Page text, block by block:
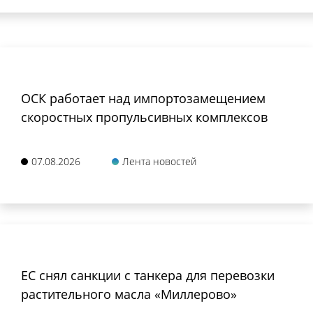
ОСК работает над импортозамещением
скоростных пропульсивных комплексов
07.08.2026 Лента новостей
ЕС снял санкции с танкера для перевозки
растительного масла «Миллерово»